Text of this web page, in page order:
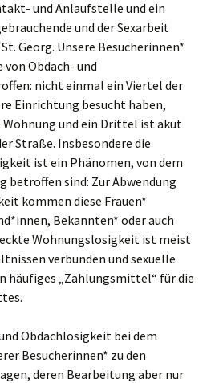
und Anlaufstelle und ein
und der Sexarbeit
Georg. Unsere Besucherinnen*
Obdach- und
nicht einmal ein Viertel der
Einrichtung besucht haben,
und ein Drittel ist akut
Straße. Insbesondere die
ist ein Phänomen, von dem
betroffen sind: Zur Abwendung
kommen diese Frauen*
Bekannten* oder auch
Wohnungslosigkeit ist meist
verbunden und sexuelle
häufiges „Zahlungsmittel“ für die
Obdachlosigkeit bei dem
Besucherinnen* zu den
deren Bearbeitung aber nur